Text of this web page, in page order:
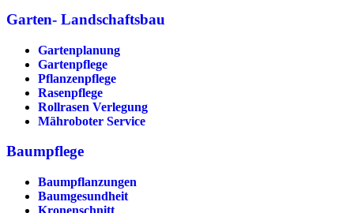
Garten- Landschaftsbau
Gartenplanung
Gartenpflege
Pflanzenpflege
Rasenpflege
Rollrasen Verlegung
Mähroboter Service
Baumpflege
Baumpflanzungen
Baumgesundheit